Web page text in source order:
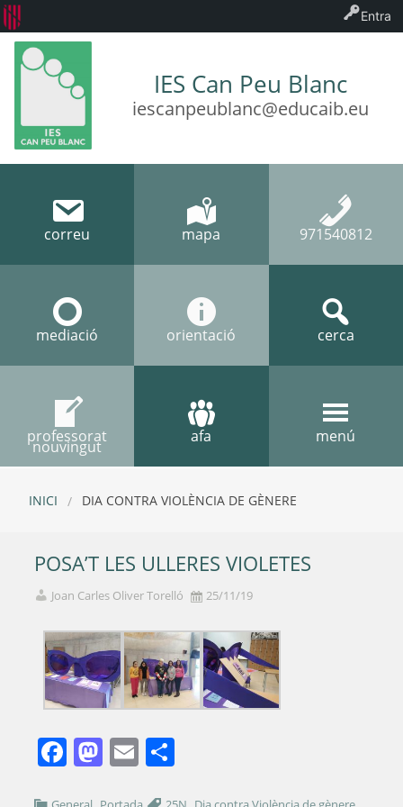
IES Can Peu Blanc
iescanpeublanc@educaib.eu
correu mapa 971540812
mediació orientació cerca
professorat
nouvingut
afa menú
INICI DIA CONTRA VIOLÈNCIA DE GÈNERE
POSA’T LES ULLERES VIOLETES
Joan Carles Oliver Torelló 25/11/19
Facebook
Mastodon
Email
Entra